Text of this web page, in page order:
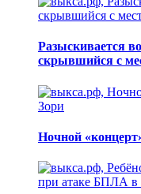
Разыскивается
скрывшийся с
Ночной